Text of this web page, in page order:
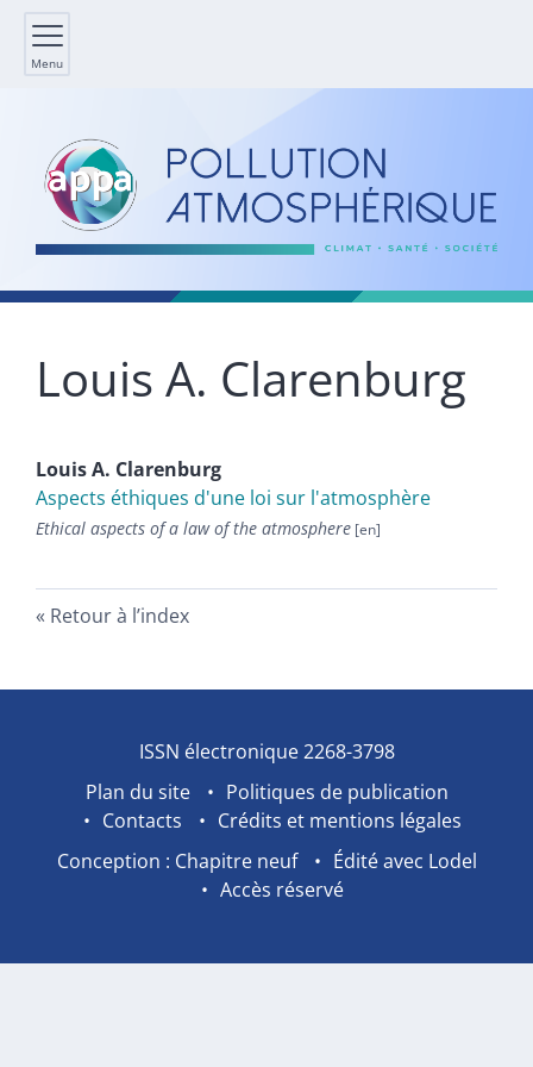
Menu
Louis A. Clarenburg
Louis A. Clarenburg
Aspects éthiques d'une loi sur l'atmosphère
Ethical aspects of a law of the atmosphere
Retour à l’index
ISSN électronique 2268-3798
Plan du site
Politiques de publication
Contacts
Crédits et mentions légales
Conception : Chapitre neuf
Édité avec Lodel
Accès réservé